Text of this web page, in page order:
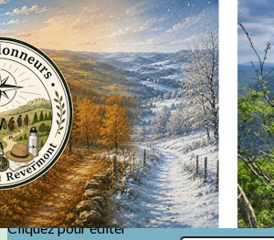
Exporter les lignes sélectionnées
Exporter toutes les colonnes
Exporter uniquement les colonnes
Menu
?>
Images de la page d'accueil
Cliquez pour éditer
Texte, bouton et/ou inscription à la
Cliquez pour éditer